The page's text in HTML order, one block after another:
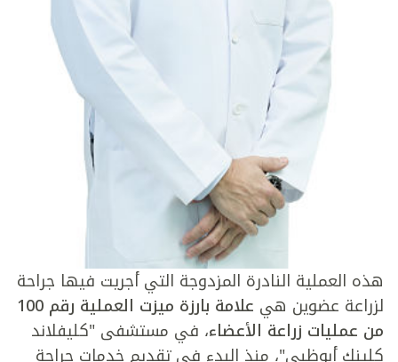
هذه العملية النادرة المزدوجة التي أجريت فيها جراحة
لزراعة عضوين هي
علامة بارزة ميزت العملية رقم 100
من عمليات زراعة الأعضاء، في مستشفى "كليفلاند
كلينك أبوظبي"، منذ البدء في تقديم خدمات جراحة